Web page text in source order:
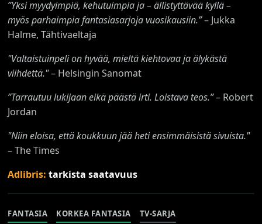
”Yksi myydyimpiä, kehutuimpia ja – ällistyttävää kyllä –
myös parhaimpia fantasiasarjoja vuosikausiin.”– Jukka
Halme, Tähtivaeltaja
"Valtaistuinpeli on hyvää, mieltä kiehtovaa ja älykästä
viihdettä."– Helsingin Sanomat
”Tarrautuu lukijaan eikä päästä irti. Loistava teos.”– Robert
Jordan
"Niin eloisa, että koukkuun jää heti ensimmäisistä sivuista."
– The Times
Adlibris:tarkista saatavuus
FANTASIA KORKEA FANTASIA TV-SARJA